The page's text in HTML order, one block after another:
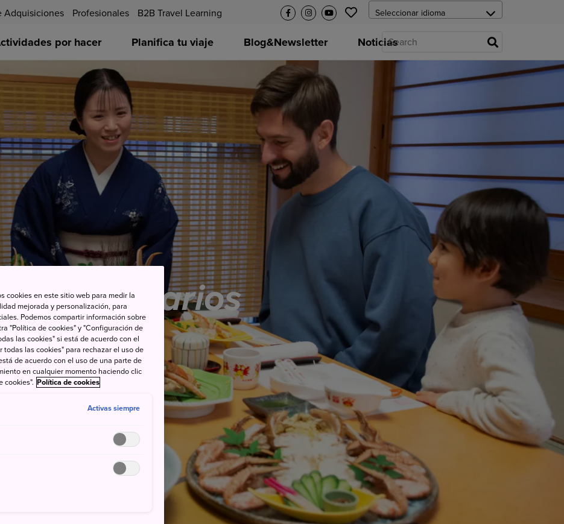
Adquisiciones Profesionales B2B Travel Learning
por hacer Planifica tu viaje Blog&Newsletter Noticias
Itinerarios
cookies en este sitio web para medir la
mejorada y personalización, para
Podemos compartir información sobre
"Política de cookies" y "Configuración de
las cookies" si está de acuerdo con el
todas las cookies" para rechazar el uso de
de acuerdo con el uso de una parte de
en cualquier momento haciendo clic
cookies". Política de cookies
Activas siempre